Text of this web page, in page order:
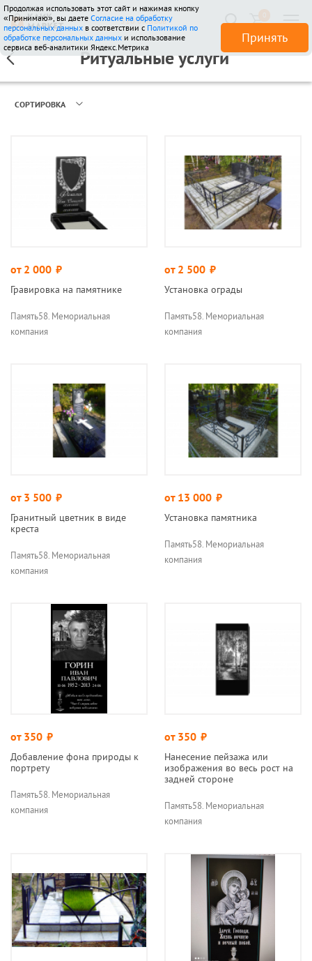
510 отзывов
Продолжая использовать этот сайт и нажимая кнопку
«Принимаю», вы даете Согласие на обработку
персональных данных в соответствии с Политикой по
обработке персональных данных и использование
сервиса веб-аналитики Яндекс.Метрика
Принять
Ритуальные услуги
СОРТИРОВКА
от 2 000 руб.
Гравировка на памятнике
Память58. Мемориальная
компания
от 2 500 руб.
Установка ограды
Память58. Мемориальная
компания
от 3 500 руб.
Гранитный цветник в виде
креста
Память58. Мемориальная
компания
от 13 000 руб.
Установка памятника
Память58. Мемориальная
компания
от 350 руб.
Добавление фона природы к
портрету
Память58. Мемориальная
компания
от 350 руб.
Нанесение пейзажа или
изображения во весь рост на
задней стороне
Память58. Мемориальная
компания